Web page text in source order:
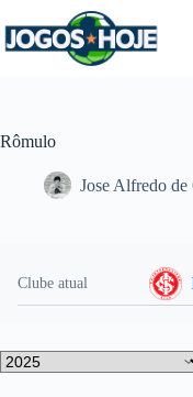
para
o
Rômulo
Jose Alfredo
Clube atual